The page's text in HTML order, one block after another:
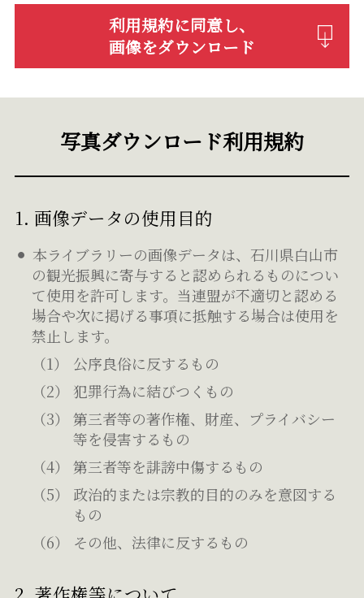
利用規約に同意し、
画像をダウンロード
写真ダウンロード利用規約
1. 画像データの使用目的
本ライブラリーの画像データは、石川県白山市
の観光振興に寄与すると認められるものについ
て使用を許可します。当連盟が不適切と認める
場合や次に掲げる事項に抵触する場合は使用を
禁止します。
公序良俗に反するもの
犯罪行為に結びつくもの
第三者等の著作権、財産、プライバシー
等を侵害するもの
第三者等を誹謗中傷するもの
政治的または宗教的目的のみを意図する
もの
その他、法律に反するもの